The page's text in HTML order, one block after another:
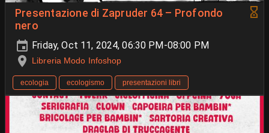
Presentazione di Zapruder 64 – Profondo
nero
Friday, Oct 11, 2024, 06:30 PM-08:00 PM
Libreria Modo Infoshop
ecologia ecologismo presentazioni libri